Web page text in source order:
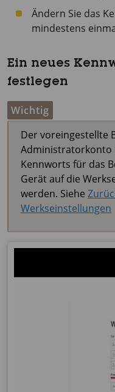
Ändern Sie das
mindestens
Ein neues
festlegen
Wichtig
Der voreingestellte
Administratorkonto
Kennworts für das
Gerät auf die
werden. Siehe
Werkseinstellungen